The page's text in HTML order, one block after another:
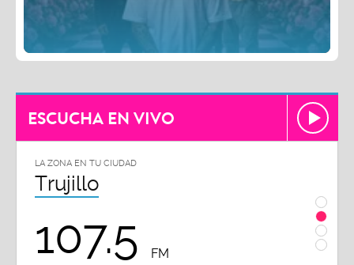
ESCUCHA EN VIVO
LA ZONA EN TU CIUDAD
Trujillo
107.5 FM